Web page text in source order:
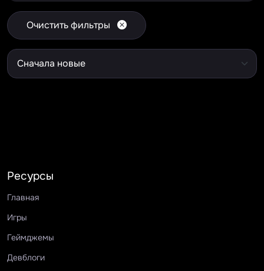
Очистить фильтры
Ресурсы
Главная
Игры
Геймджемы
Девблоги